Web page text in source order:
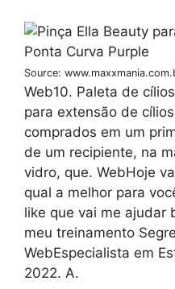
Source:
Web10. Paleta de
para extensão de
comprados em um
de um recipiente, na
vidro, que. WebHoje
qual a melhor para
like que vai me
meu treinamento
WebEspecialista em
2022. A.